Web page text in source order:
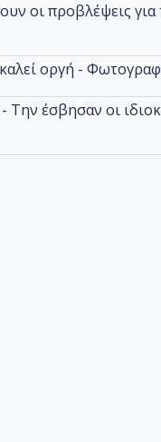
οι προβλέψεις για
οργή -
έσβησαν οι